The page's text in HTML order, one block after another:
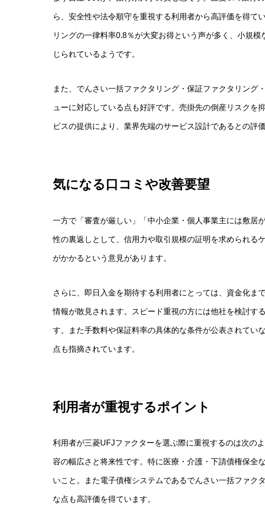
ら、安全性や法令順守を重視する利用者から高評価を得て
リングの一律料率0.8％が大変お得という声が多く、小規
じられているようです。
また、でんさい一括ファクタリング・保証ファクタリング
ューに対応している点も好評です。売掛先の倒産リスクを
ビスの提供により、業界先端のサービス設計であるとの評
気になる口コミや改善要望
一方で「審査が厳しい」「中小企業・個人事業主には敷居
性の裏返しとして、信用力や取引規模の証明を求められる
がかかるという意見があります。
さらに、即日入金を期待する利用者にとっては、資金化ま
情報が散見されます。スピード重視の方には他社を検討す
す。また手数料や保証料率の具体的な条件が公表されてい
点も指摘されています。
利用者が重視するポイント
利用者が三菱UFJファクターを選ぶ際に重視するのは次の
容の幅広さと将来性です。特に医療・介護・下請債権保全
いこと。また電子債権システムであるでんさい一括ファク
な点も高評価を得ています。